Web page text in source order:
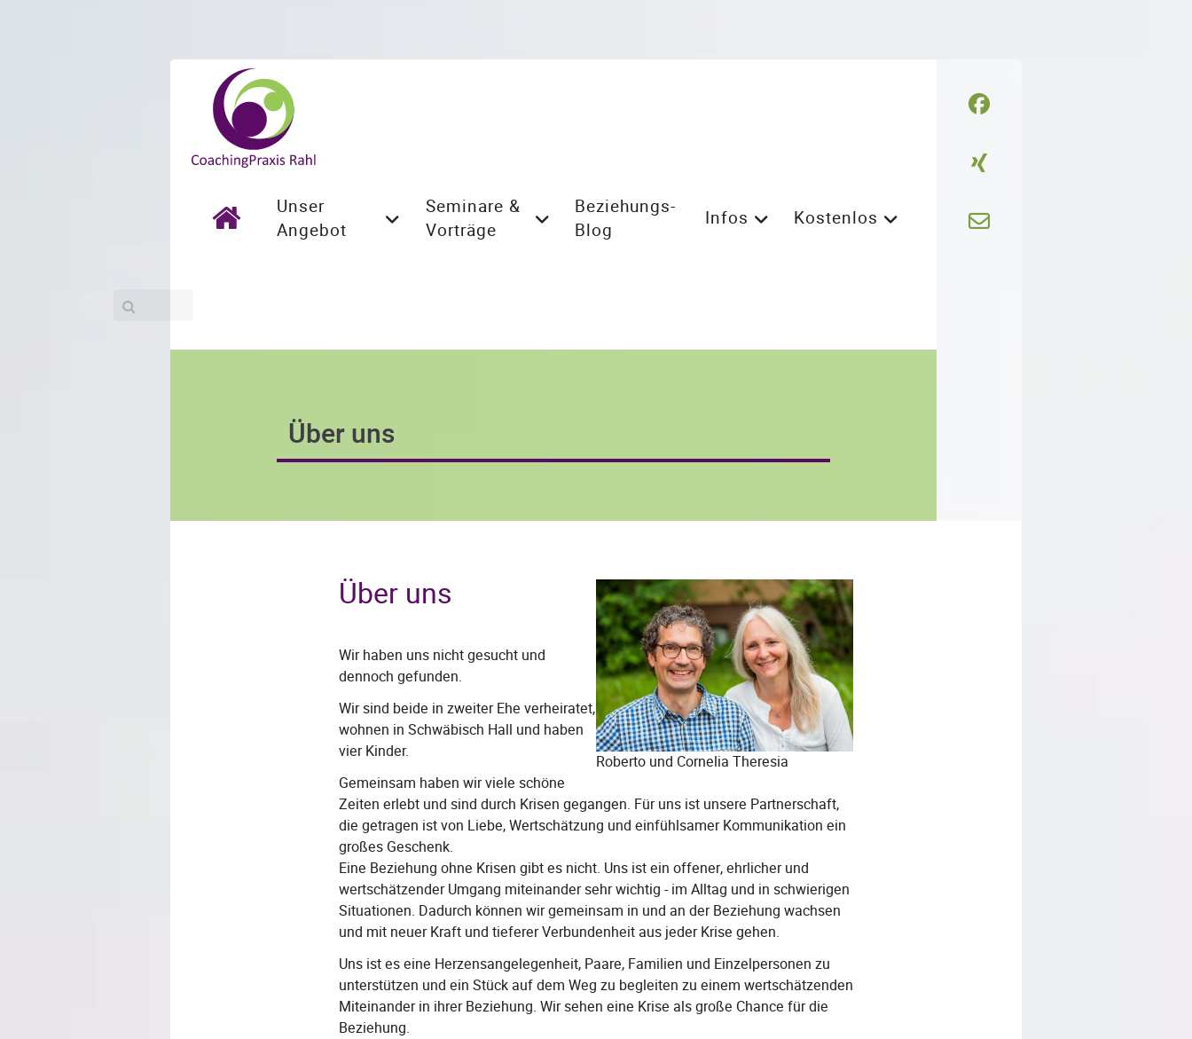
Unser
Angebot
Seminare &
Vorträge
Beziehungs-
Blog
Infos Kostenlos
Über uns
Roberto und Cornelia Theresia
Über uns
Wir haben uns nicht gesucht und
dennoch gefunden.
Wir sind beide in zweiter Ehe verheiratet,
wohnen in Schwäbisch Hall und haben
vier Kinder.
Gemeinsam haben wir viele schöne
Zeiten erlebt und sind durch Krisen gegangen. Für uns ist unsere Partnerschaft,
die getragen ist von Liebe, Wertschätzung und einfühlsamer Kommunikation ein
großes Geschenk.
Eine Beziehung ohne Krisen gibt es nicht. Uns ist ein offener, ehrlicher und
wertschätzender Umgang miteinander sehr wichtig - im Alltag und in schwierigen
Situationen. Dadurch können wir gemeinsam in und an der Beziehung wachsen
und mit neuer Kraft und tieferer Verbundenheit aus jeder Krise gehen.
Uns ist es eine Herzensangelegenheit, Paare, Familien und Einzelpersonen zu
unterstützen und ein Stück auf dem Weg zu begleiten zu einem wertschätzenden
Miteinander in ihrer Beziehung. Wir sehen eine Krise als große Chance für die
Beziehung.